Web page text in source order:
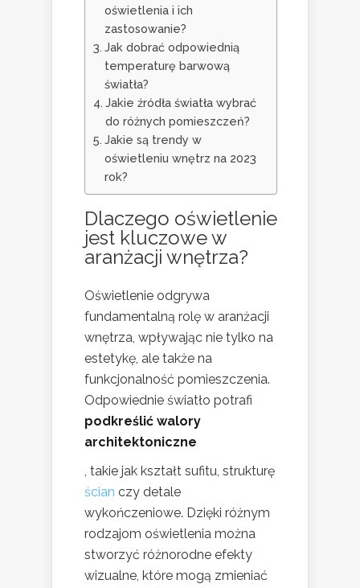
oświetlenia i ich
zastosowanie?
Jak dobrać odpowiednią
temperaturę barwową
światła?
Jakie źródła światła wybrać
do różnych pomieszczeń?
Jakie są trendy w
oświetleniu wnętrz na 2023
rok?
Dlaczego oświetlenie
jest kluczowe w
aranżacji wnętrza?
Oświetlenie odgrywa
fundamentalną rolę w aranżacji
wnętrza, wpływając nie tylko na
estetykę, ale także na
funkcjonalność pomieszczenia.
Odpowiednie światło potrafi
podkreślić walory
architektoniczne
, takie jak kształt sufitu, strukturę
ścian czy detale
wykończeniowe. Dzięki różnym
rodzajom oświetlenia można
stworzyć różnorodne efekty
wizualne, które mogą zmieniać